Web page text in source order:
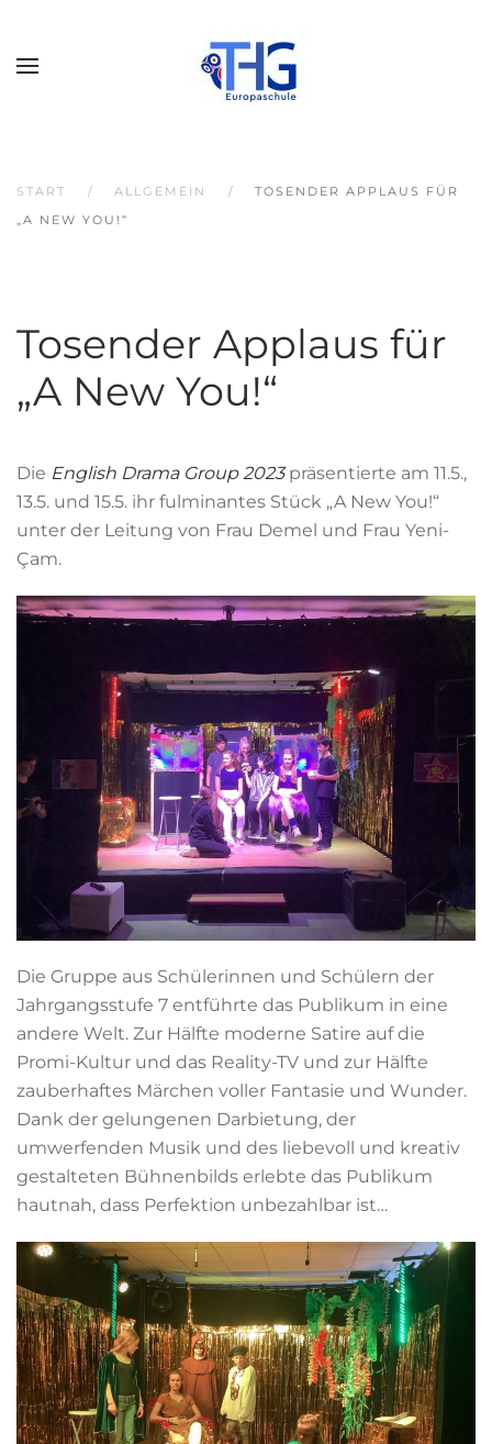
START ALLGEMEIN
TOSENDER APPLAUS FÜR
„A NEW YOU!“
Tosender Applaus für
„A New You!“
Die English Drama Group 2023präsentierte am 11.5.,
13.5. und 15.5. ihr fulminantes Stück „A New You!“
unter der Leitung von Frau Demel und Frau Yeni-
Çam.
Die Gruppe aus Schülerinnen und Schülern der
Jahrgangsstufe 7 entführte das Publikum in eine
andere Welt. Zur Hälfte moderne Satire auf die
Promi-Kultur und das Reality-TV und zur Hälfte
zauberhaftes Märchen voller Fantasie und Wunder.
Dank der gelungenen Darbietung, der
umwerfenden Musik und des liebevoll und kreativ
gestalteten Bühnenbilds erlebte das Publikum
hautnah, dass Perfektion unbezahlbar ist…